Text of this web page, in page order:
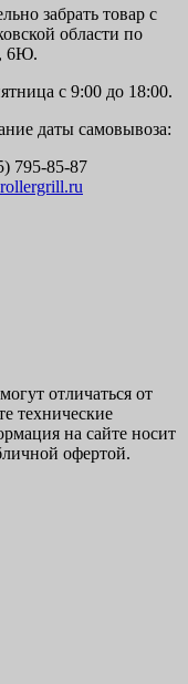
забрать товар с
области по
6Ю.
с 9:00 до 18:00.
даты самовывоза:
795-85-87
отличаться от
технические
на сайте носит
офертой.